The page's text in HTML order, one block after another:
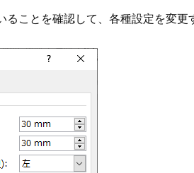
ことを確認して、各種設定を変更